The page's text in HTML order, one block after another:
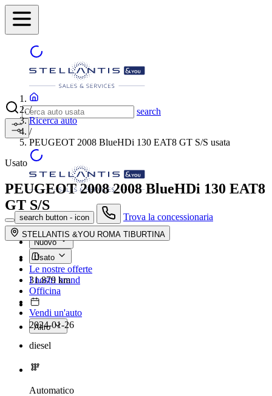
search
search button - icon Trova la concessionaria
Nuovo
Usato
Le nostre offerte
I nostri brand
Officina
Vendi un'auto
Altro
/
Ricerca auto
/
PEUGEOT 2008 BlueHDi 130 EAT8 GT S/S usata
Usato
PEUGEOT 20082008 BlueHDi 130 EAT8
GT S/S
STELLANTIS &YOU ROMA TIBURTINA
31.879 km
2024-01-26
diesel
Automatico